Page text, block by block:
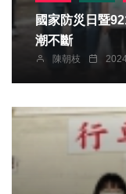
國家防災日暨
潮不斷
陳朝枝